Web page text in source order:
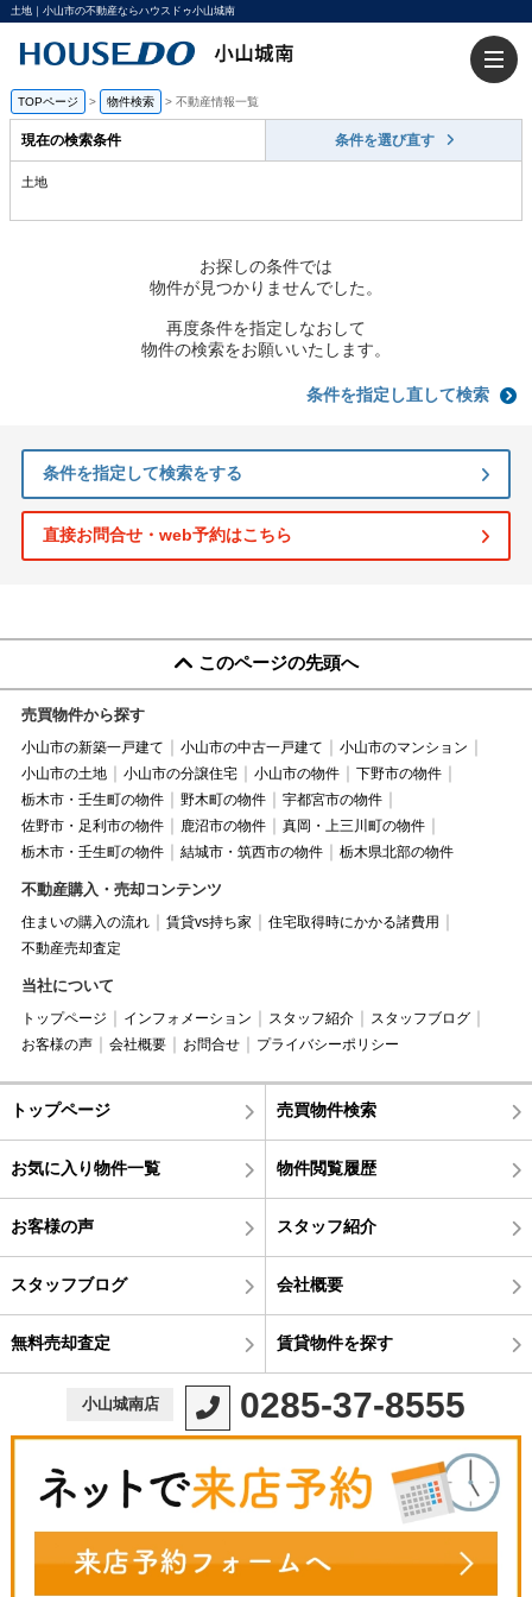
土地｜小山市の不動産ならハウスドゥ小山城南
TOPページ > 物件検索 > 不動産情報一覧
現在の検索条件 条件を選び直す
土地
お探しの条件では
物件が見つかりませんでした。
再度条件を指定しなおして
物件の検索をお願いいたします。
条件を指定し直して検索
条件を指定して検索をする
直接お問合せ・web予約はこちら
このページの先頭へ
売買物件から探す
小山市の新築一戸建て 小山市の中古一戸建て
小山市のマンション
小山市の土地
小山市の分譲住宅 小山市の物件
下野市の物件
栃木市・壬生町の物件
野木町の物件
宇都宮市の物件
佐野市・足利市の物件
鹿沼市の物件
真岡・上三川町の物件
栃木市・壬生町の物件
結城市・筑西市の物件 栃木県北部の物件
不動産購入・売却コンテンツ
住まいの購入の流れ 賃貸vs持ち家
住宅取得時にかかる諸費用
不動産売却査定
当社について
トップページ インフォメーション スタッフ紹介
スタッフブログ
お客様の声
会社概要 お問合せ プライバシーポリシー
トップページ 売買物件検索
お気に入り物件一覧 物件閲覧履歴
お客様の声 スタッフ紹介
スタッフブログ 会社概要
無料売却査定 賃貸物件を探す
小山城南店 0285-37-8555